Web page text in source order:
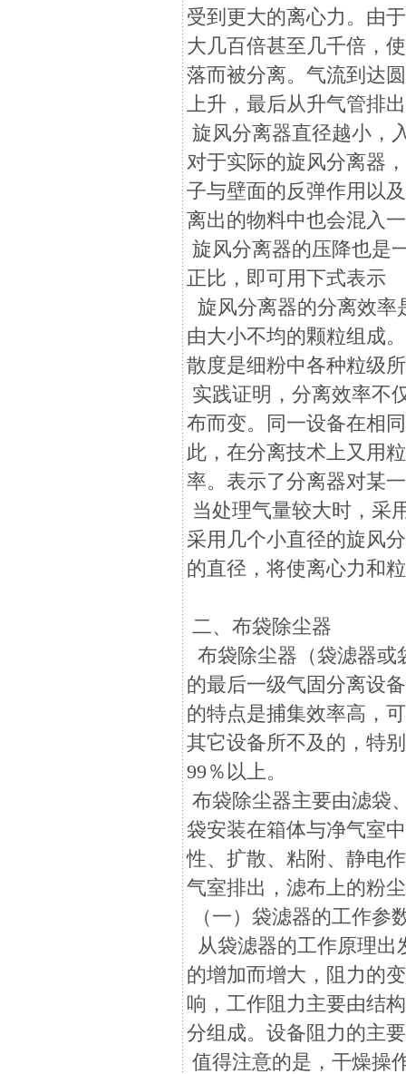
受到更大的离心力。由
大几百倍甚至几千倍，
落而被分离。气流到达
上升，最后从升气管排
旋风分离器直径越小，
对于实际的旋风分离器
子与壁面的反弹作用以
离出的物料中也会混入
旋风分离器的压降也是
正比，即可用下式表示
旋风分离器的分离效率
由大小不均的颗粒组成
散度是细粉中各种粒级
实践证明，分离效率不
布而变。同一设备在相
此，在分离技术上又用
率。表示了分离器对某
当处理气量较大时，采
采用几个小直径的旋风
的直径，将使离心力和
二、布袋除尘器
布袋除尘器（袋滤器或
的最后一级气固分离设
的特点是捕集效率高，
其它设备所不及的，特
99％以上。
布袋除尘器主要由滤袋
袋安装在箱体与净气室
性、扩散、粘附、静电
气室排出，滤布上的粉
（一）袋滤器的工作参
从袋滤器的工作原理
的增加而增大，阻力的
响，工作阻力主要由结
分组成。设备阻力的主
值得注意的是，干燥操